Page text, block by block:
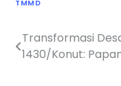
TMMD
Navigasi
Transformasi
1430/Konut: